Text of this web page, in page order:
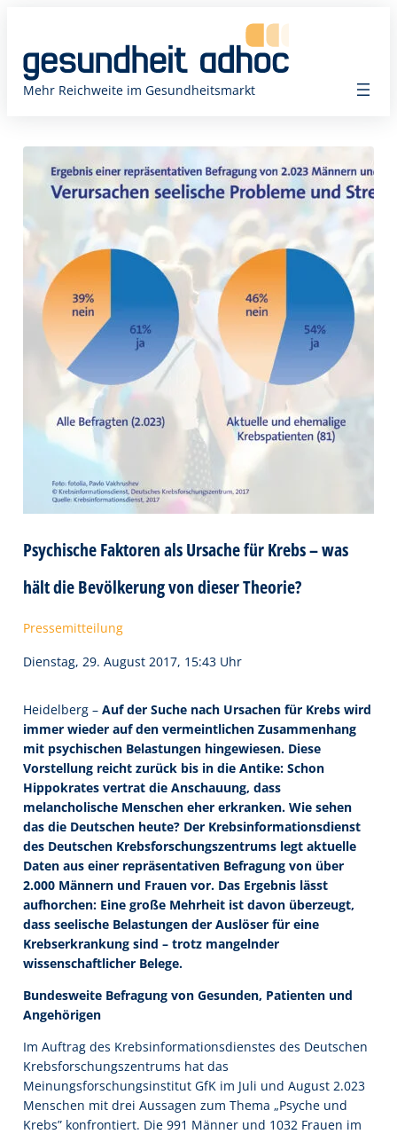
springen
Mehr Reichweite im Gesundheitsmarkt
Psychische Faktoren als Ursache für Krebs – was
hält die Bevölkerung von dieser Theorie?
Pressemitteilung
Dienstag, 29. August 2017, 15:43 Uhr
Heidelberg – Auf der Suche nach Ursachen für Krebs wird
immer wieder auf den vermeintlichen Zusammenhang
mit psychischen Belastungen hingewiesen. Diese
Vorstellung reicht zurück bis in die Antike: Schon
Hippokrates vertrat die Anschauung, dass
melancholische Menschen eher erkranken. Wie sehen
das die Deutschen heute? Der Krebsinformationsdienst
des Deutschen Krebsforschungszentrums legt aktuelle
Daten aus einer repräsentativen Befragung von über
2.000 Männern und Frauen vor. Das Ergebnis lässt
aufhorchen: Eine große Mehrheit ist davon überzeugt,
dass seelische Belastungen der Auslöser für eine
Krebserkrankung sind – trotz mangelnder
wissenschaftlicher Belege.
Bundesweite Befragung von Gesunden, Patienten und
Angehörigen
Im Auftrag des Krebsinformationsdienstes des Deutschen
Krebsforschungszentrums hat das
Meinungsforschungsinstitut GfK im Juli und August 2.023
Menschen mit drei Aussagen zum Thema „Psyche und
Krebs” konfrontiert. Die 991 Männer und 1032 Frauen im